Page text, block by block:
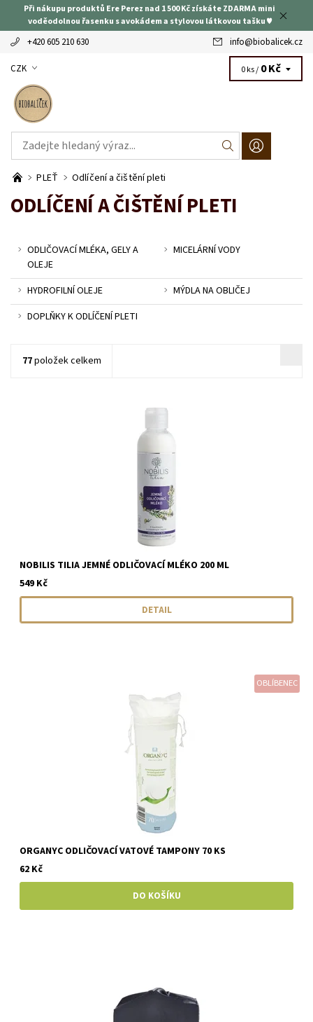
Při nákupu produktů Ere Perez nad 1 500 Kč získáte ZDARMA mini
voděodolnou řasenku s avokádem a stylovou látkovou tašku ♥
+420 605 210 630 info@biobalicek.cz
CZK 0 ks / 0 Kč
PLEŤ Odlíčení a čištění pleti
ODLÍČENÍ A ČIŠTĚNÍ PLETI
ODLIČOVACÍ MLÉKA, GELY A
OLEJE
MICELÁRNÍ VODY
HYDROFILNÍ OLEJE
MÝDLA NA OBLIČEJ
DOPLŇKY K ODLÍČENÍ PLETI
77položek celkem
NOBILIS TILIA JEMNÉ ODLIČOVACÍ MLÉKO 200 ML
549 Kč
DETAIL
OBLÍBENEC
ORGANYC ODLIČOVACÍ VATOVÉ TAMPONY 70 KS
62 Kč